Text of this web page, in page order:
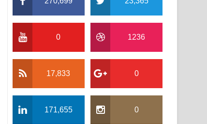
0 1236
17,833 0
171,655 0